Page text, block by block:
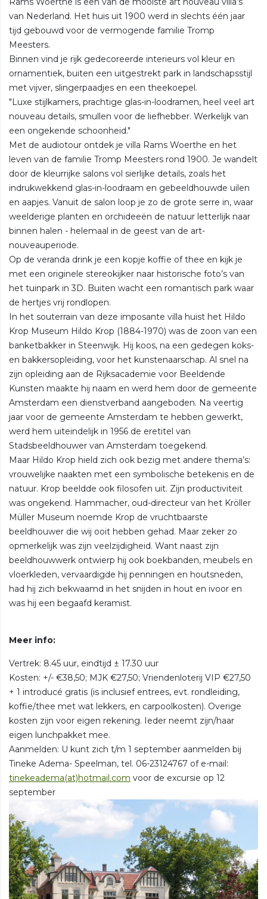
van Nederland. Het huis uit 1900 werd in slechts één jaar
tijd gebouwd voor de vermogende familie Tromp
Meesters.
Binnen vind je rijk gedecoreerde interieurs vol kleur en
ornamentiek, buiten een uitgestrekt park in landschapsstijl
met vijver, slingerpaadjes en een theekoepel.
"Luxe stijlkamers, prachtige glas-in-loodramen, heel veel art
nouveau details, smullen voor de liefhebber. Werkelijk van
een ongekende schoonheid."
Met de audiotour ontdek je villa Rams Woerthe en het
leven van de familie Tromp Meesters rond 1900. Je wandelt
door de kleurrijke salons vol sierlijke details, zoals het
indrukwekkend glas-in-loodraam en gebeeldhouwde uilen
en aapjes. Vanuit de salon loop je zo de grote serre in, waar
weelderige planten en orchideeën de natuur letterlijk naar
binnen halen - helemaal in de geest van de art-
nouveauperiode.
Op de veranda drink je een kopje koffie of thee en kijk je
met een originele stereokijker naar historische foto’s van
het tuinpark in 3D. Buiten wacht een romantisch park waar
de hertjes vrij rondlopen.
In het souterrain van deze imposante villa huist het Hildo
Krop Museum Hildo Krop (1884-1970) was de zoon van een
banketbakker in Steenwijk. Hij koos, na een gedegen koks-
en bakkersopleiding, voor het kunstenaarschap. Al snel na
zijn opleiding aan de Rijksacademie voor Beeldende
Kunsten maakte hij naam en werd hem door de gemeente
Amsterdam een dienstverband aangeboden. Na veertig
jaar voor de gemeente Amsterdam te hebben gewerkt,
werd hem uiteindelijk in 1956 de eretitel van
Stadsbeeldhouwer van Amsterdam toegekend.
Maar Hildo Krop hield zich ook bezig met andere thema’s:
vrouwelijke naakten met een symbolische betekenis en de
natuur. Krop beeldde ook filosofen uit. Zijn productiviteit
was ongekend. Hammacher, oud-directeur van het Kröller
Müller Museum noemde Krop de vruchtbaarste
beeldhouwer die wij ooit hebben gehad. Maar zeker zo
opmerkelijk was zijn veelzijdigheid. Want naast zijn
beeldhouwwerk ontwierp hij ook boekbanden, meubels en
vloerkleden, vervaardigde hij penningen en houtsneden,
had hij zich bekwaamd in het snijden in hout en ivoor en
was hij een begaafd keramist.
Meer info:
Vertrek: 8.45 uur, eindtijd ± 17.30 uur
Kosten: +/- €38,50; MJK €27,50; Vriendenloterij VIP €27,50
+ 1 introducé gratis (is inclusief entrees, evt. rondleiding,
koffie/thee met wat lekkers, en carpoolkosten). Overige
kosten zijn voor eigen rekening. Ieder neemt zijn/haar
eigen lunchpakket mee.
Aanmelden: U kunt zich t/m 1 september aanmelden bij
Tineke Adema- Speelman, tel. 06-23124767 of e-mail:
tinekeadema(at)hotmail.com voor de excursie op 12
september